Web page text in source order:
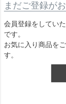
まだご登録が
会員登録をしてい
です。
お気に入り商品を
す。